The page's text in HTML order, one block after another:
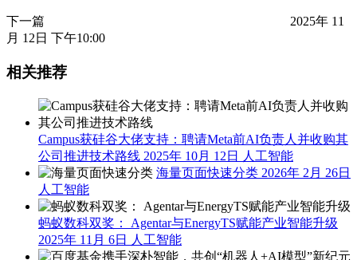
下一篇
2025年 11
月 12日 下午10:00
相关推荐
Campus获硅谷大佬支持：聘请Meta前AI负责人并收购其
公司推进技术路线 2025年 10月 12日
人工智能
海量页面快速分类 2026年 2月 26日
人工智能
蚂蚁数科双奖： Agentar与EnergyTS赋能产业智能升级
2025年 11月 6日
人工智能